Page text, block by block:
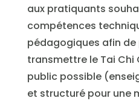
aux pratiquants
compétences
pédagogiques afin de
transmettre le Tai Chi
public possible
et structuré pour une